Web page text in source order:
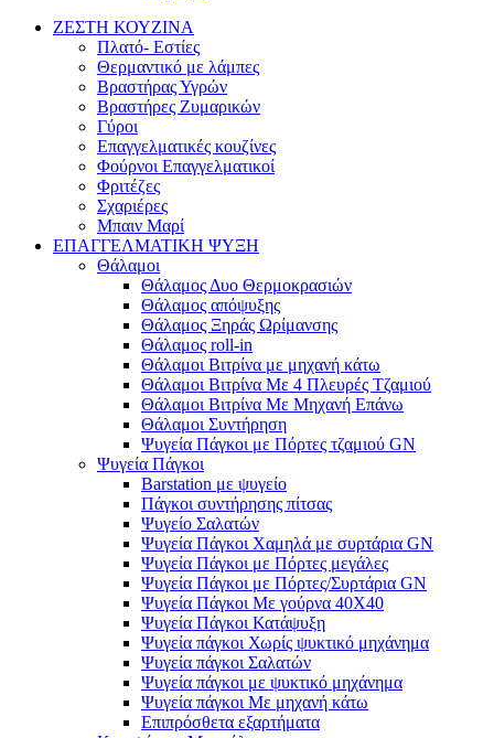
ΖΕΣΤΗ ΚΟΥΖΙΝΑ
Πλατό- Εστίες
Θερμαντικό με λάμπες
Βραστήρας Υγρών
Βραστήρες Ζυμαρικών
Γύροι
Επαγγελματικές κουζίνες
Φούρνοι Επαγγελματικοί
Φριτέζες
Σχαριέρες
Μπαιν Μαρί
ΕΠΑΓΓΕΛΜΑΤΙΚΗ ΨΥΞΗ
Θάλαμοι
Θάλαμος Δυο Θερμοκρασιών
Θάλαμος απόψυξης
Θάλαμος Ξηράς Ωρίμανσης
Θάλαμος roll-in
Θάλαμοι Βιτρίνα με μηχανή κάτω
Θάλαμοι Βιτρίνα Με 4 Πλευρές Τζαμιού
Θάλαμοι Βιτρίνα Με Μηχανή Επάνω
Θάλαμοι Συντήρηση
Ψυγεία Πάγκοι με Πόρτες τζαμιού GN
Ψυγεία Πάγκοι
Barstation με ψυγείο
Πάγκοι συντήρησης πίτσας
Ψυγείο Σαλατών
Ψυγεία Πάγκοι Χαμηλά με συρτάρια GN
Ψυγεία Πάγκοι με Πόρτες μεγάλες
Ψυγεία Πάγκοι με Πόρτες/Συρτάρια GN
Ψυγεία Πάγκοι Με γούρνα 40Χ40
Ψυγεία Πάγκοι Κατάψυξη
Ψυγεία πάγκοι Χωρίς ψυκτικό μηχάνημα
Ψυγεία πάγκοι Σαλατών
Ψυγεία πάγκοι με ψυκτικό μηχάνημα
Ψυγεία πάγκοι Με μηχανή κάτω
Επιπρόσθετα εξαρτήματα